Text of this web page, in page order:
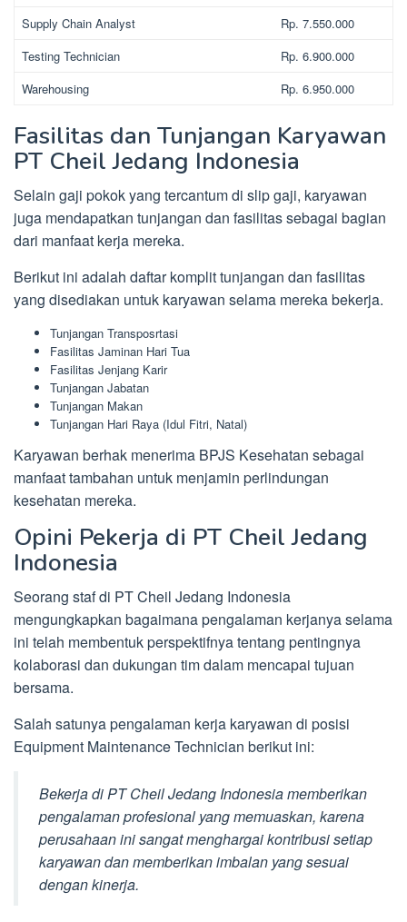
Supply Chain Analyst
Rp. 7.550.000
Testing Technician
Rp. 6.900.000
Warehousing
Rp. 6.950.000
Fasilitas dan Tunjangan Karyawan
PT Cheil Jedang Indonesia
Selain gaji pokok yang tercantum di slip gaji, karyawan
juga mendapatkan tunjangan dan fasilitas sebagai bagian
dari manfaat kerja mereka.
Berikut ini adalah daftar komplit tunjangan dan fasilitas
yang disediakan untuk karyawan selama mereka bekerja.
Tunjangan Transposrtasi
Fasilitas Jaminan Hari Tua
Fasilitas Jenjang Karir
Tunjangan Jabatan
Tunjangan Makan
Tunjangan Hari Raya (Idul Fitri, Natal)
Karyawan berhak menerima BPJS Kesehatan sebagai
manfaat tambahan untuk menjamin perlindungan
kesehatan mereka.
Opini Pekerja di PT Cheil Jedang
Indonesia
Seorang staf di PT Cheil Jedang Indonesia
mengungkapkan bagaimana pengalaman kerjanya selama
ini telah membentuk perspektifnya tentang pentingnya
kolaborasi dan dukungan tim dalam mencapai tujuan
bersama.
Salah satunya pengalaman kerja karyawan di posisi
Equipment Maintenance Technician berikut ini:
Bekerja di PT Cheil Jedang Indonesia memberikan
pengalaman profesional yang memuaskan, karena
perusahaan ini sangat menghargai kontribusi setiap
karyawan dan memberikan imbalan yang sesuai
dengan kinerja.